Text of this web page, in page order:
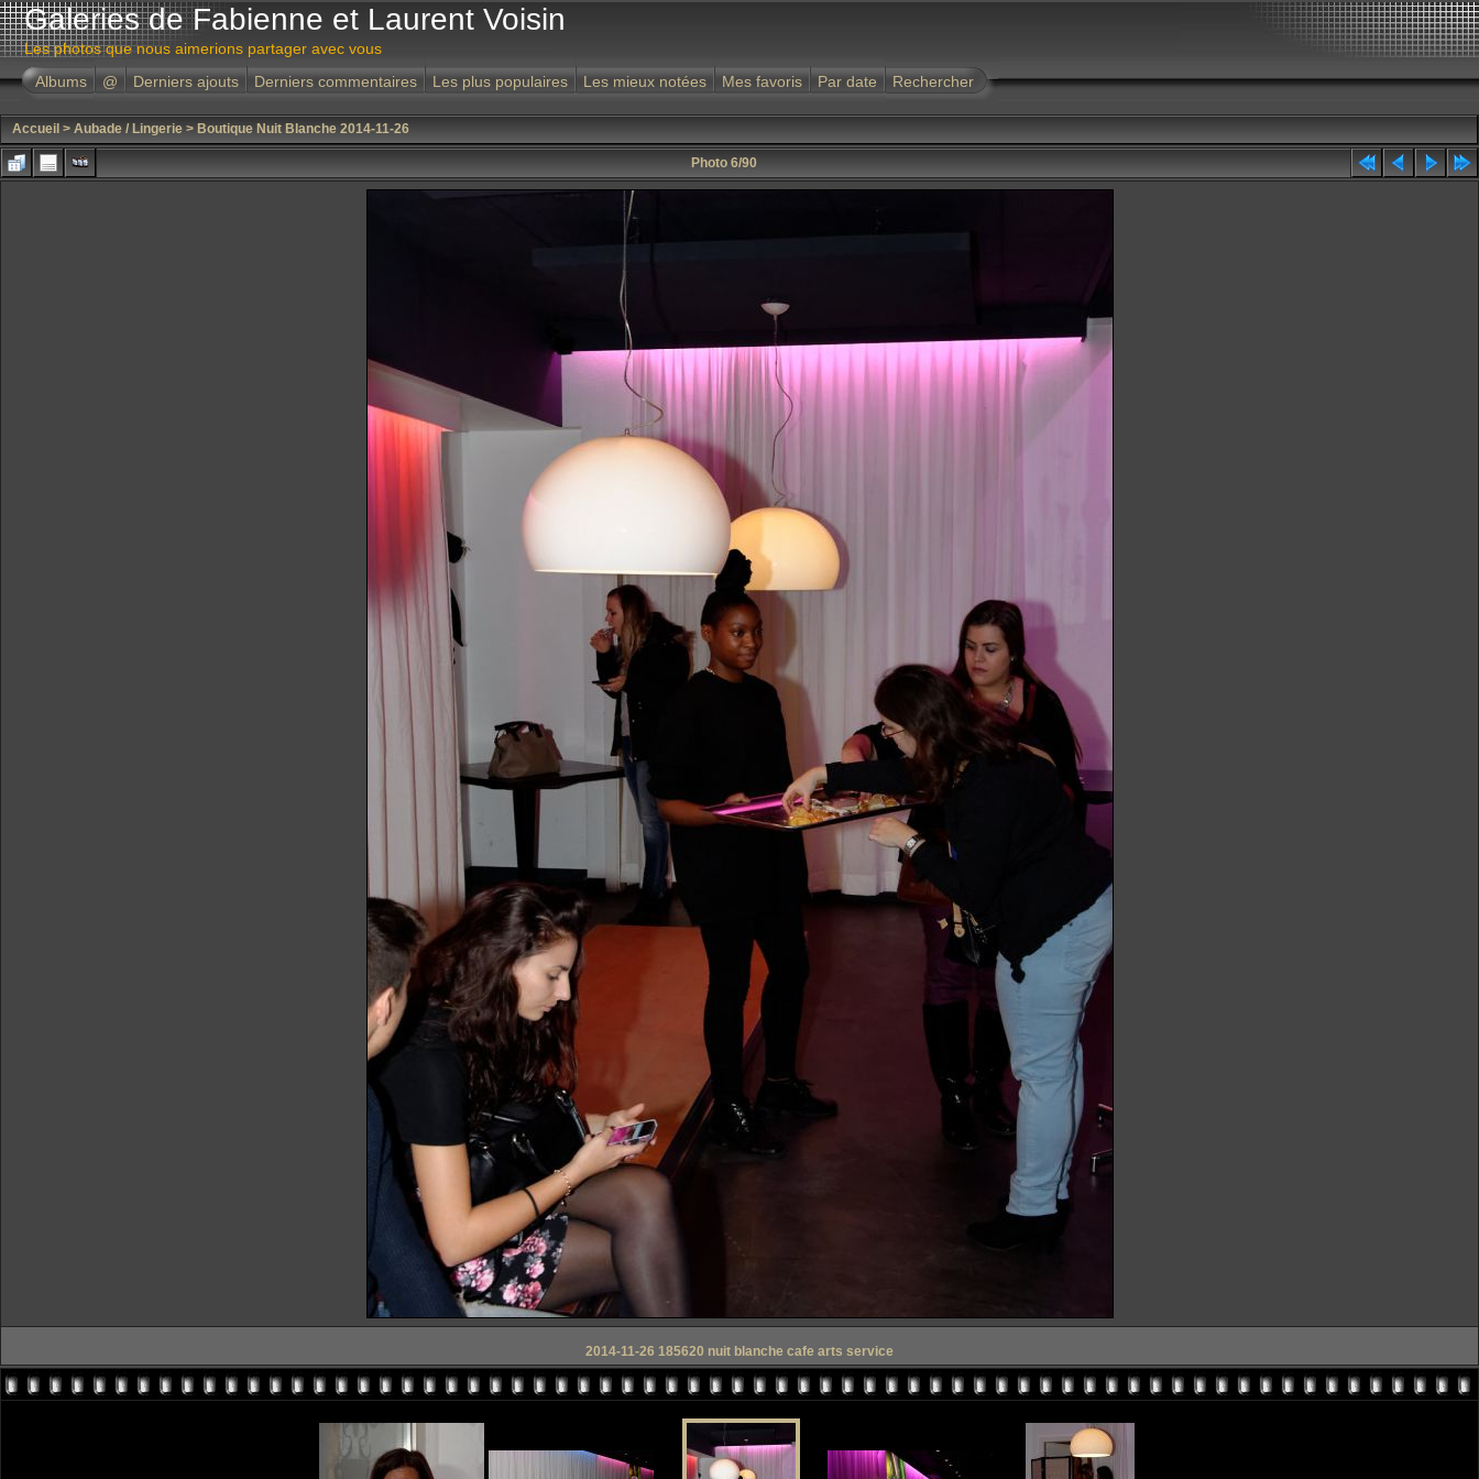
Galeries de Fabienne et Laurent Voisin
Les photos que nous aimerions partager avec vous
Albums
@ Derniers ajouts Derniers commentaires Les plus populaires Les mieux notées Mes favoris Par date Rechercher
Accueil > Aubade / Lingerie > Boutique Nuit Blanche 2014-11-26
Photo 6/90
2014-11-26 185620 nuit blanche cafe arts service